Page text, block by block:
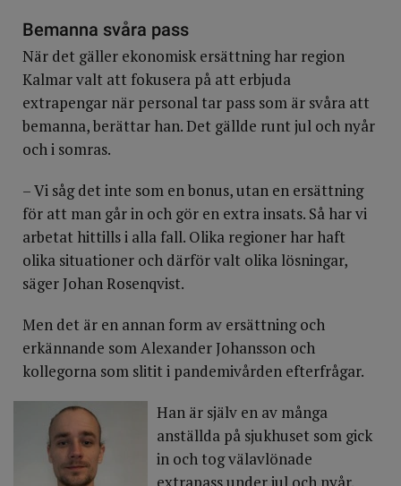
Bemanna svåra pass
När det gäller ekonomisk ersättning har region
Kalmar valt att fokusera på att erbjuda
extrapengar när personal tar pass som är svåra att
bemanna, berättar han. Det gällde runt jul och nyår
och i somras.
– Vi såg det inte som en bonus, utan en ersättning
för att man går in och gör en extra insats. Så har vi
arbetat hittills i alla fall. Olika regioner har haft
olika situationer och därför valt olika lösningar,
säger Johan Rosenqvist.
Men det är en annan form av ersättning och
erkännande som Alexander Johansson och
kollegorna som slitit i pandemivården efterfrågar.
Han är själv en av många
anställda på sjukhuset som gick
in och tog välavlönade